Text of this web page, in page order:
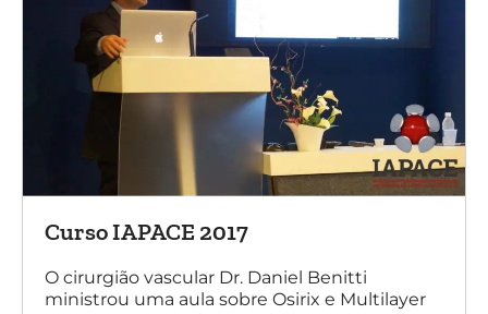
Curso IAPACE 2017
O cirurgião vascular Dr. Daniel Benitti
ministrou uma aula sobre Osirix e Multilayer